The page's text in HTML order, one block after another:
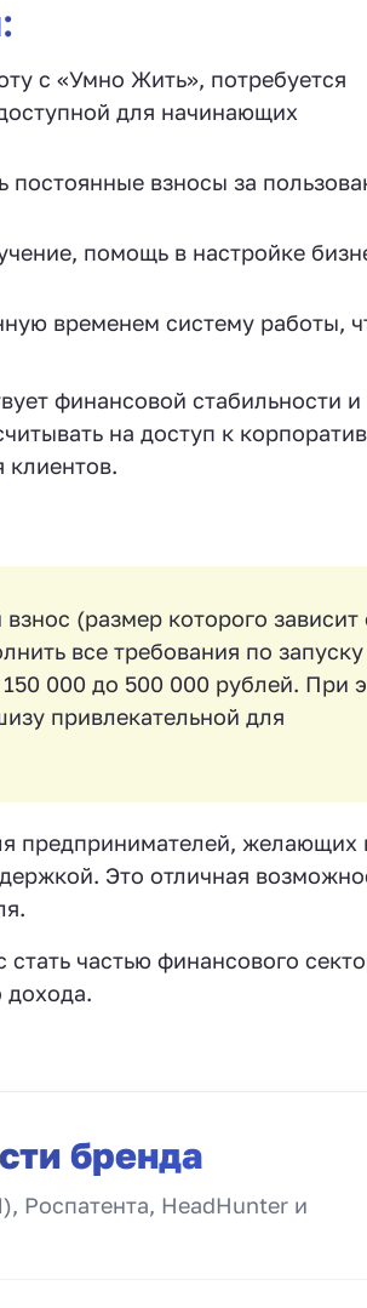
с «Умно Жить», потребуется
для начинающих
взносы за
помощь в настройке
временем систему работы,
финансовой стабильности и
на доступ к
клиентов.
(размер которого зависит
все требования по запуску
000 до 500 000 рублей. При
привлекательной для
предпринимателей, желающих
Это отличная
частью финансового
дохода.
бренда
Роспатента, HeadHunter и